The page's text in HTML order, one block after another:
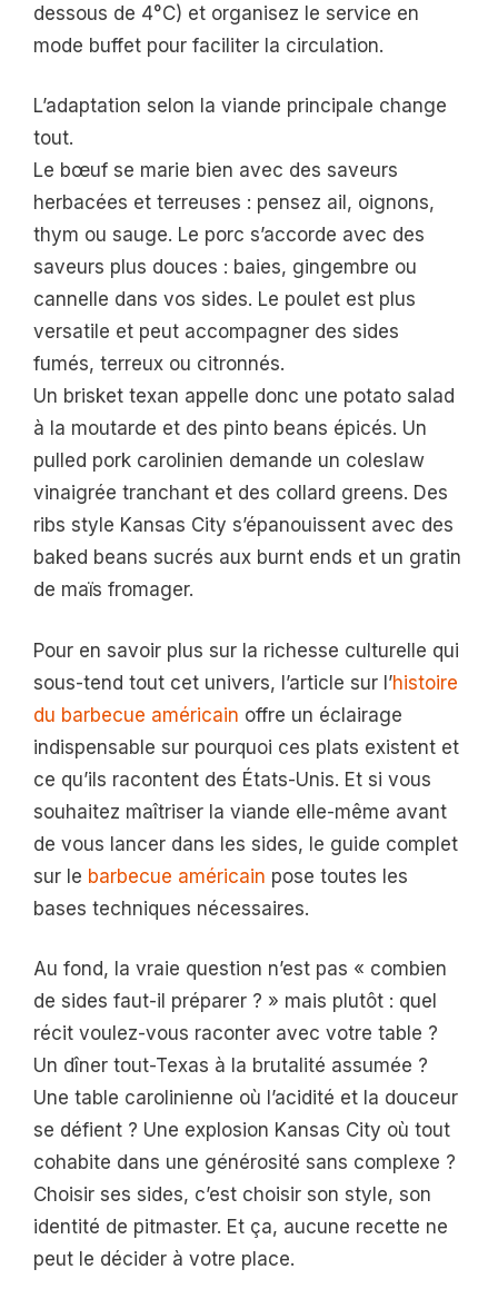
dessous de 4°C) et organisez le service en
mode buffet pour faciliter la circulation.
L’adaptation selon la viande principale change
tout.
Le bœuf se marie bien avec des saveurs
herbacées et terreuses : pensez ail, oignons,
thym ou sauge. Le porc s’accorde avec des
saveurs plus douces : baies, gingembre ou
cannelle dans vos sides. Le poulet est plus
versatile et peut accompagner des sides
fumés, terreux ou citronnés.
Un brisket texan appelle donc une potato salad
à la moutarde et des pinto beans épicés. Un
pulled pork carolinien demande un coleslaw
vinaigrée tranchant et des collard greens. Des
ribs style Kansas City s’épanouissent avec des
baked beans sucrés aux burnt ends et un gratin
de maïs fromager.
Pour en savoir plus sur la richesse culturelle qui
sous-tend tout cet univers, l’article sur l’histoire
du barbecue américain offre un éclairage
indispensable sur pourquoi ces plats existent et
ce qu’ils racontent des États-Unis. Et si vous
souhaitez maîtriser la viande elle-même avant
de vous lancer dans les sides, le guide complet
sur le barbecue américain pose toutes les
bases techniques nécessaires.
Au fond, la vraie question n’est pas « combien
de sides faut-il préparer ? » mais plutôt : quel
récit voulez-vous raconter avec votre table ?
Un dîner tout-Texas à la brutalité assumée ?
Une table carolinienne où l’acidité et la douceur
se défient ? Une explosion Kansas City où tout
cohabite dans une générosité sans complexe ?
Choisir ses sides, c’est choisir son style, son
identité de pitmaster. Et ça, aucune recette ne
peut le décider à votre place.